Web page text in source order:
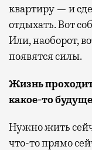
квартиру — и
отдыхать. Вот
Или, наоборот,
появятся силы.
Жизнь
какое-то
Нужно жить
что-то прямо